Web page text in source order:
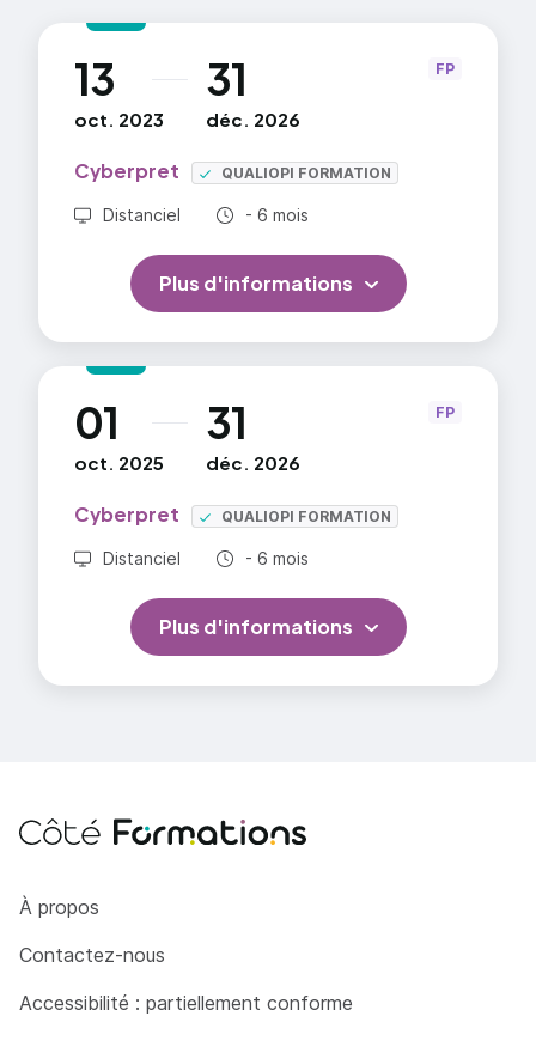
13
oct. 2023
au 31
déc. 2026
Cyberpret QUALIOPI FORMATION
Distanciel Durée totale :
- 6 mois
FP
Plus d'informations
01
oct. 2025
au 31
déc. 2026
Cyberpret QUALIOPI FORMATION
Distanciel Durée totale :
- 6 mois
FP
Plus d'informations
Côté Formations
À propos
Contactez-nous
Accessibilité : partiellement conforme